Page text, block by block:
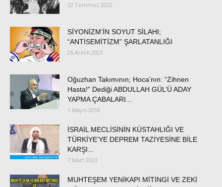
22 Temmuz 2022
SİYONİZM’İN SOYUT SİLAHI;
“ANTİSEMİTİZM” ŞARLATANLIĞI
26 Aralık 2023
Oğuzhan Takımının; Hoca’nın: “Zihnen
Hasta!” Dediği ABDULLAH GÜL’Ü ADAY
YAPMA ÇABALARI...
1 Mayıs 2018
İSRAİL MECLİSİNİN KÜSTAHLIĞI VE
TÜRKİYE’YE DEPREM TAZİYESİNE BİLE
KARŞI...
7 Mart 2023
MUHTEŞEM YENİKAPI MİTİNGİ VE ZEKİ